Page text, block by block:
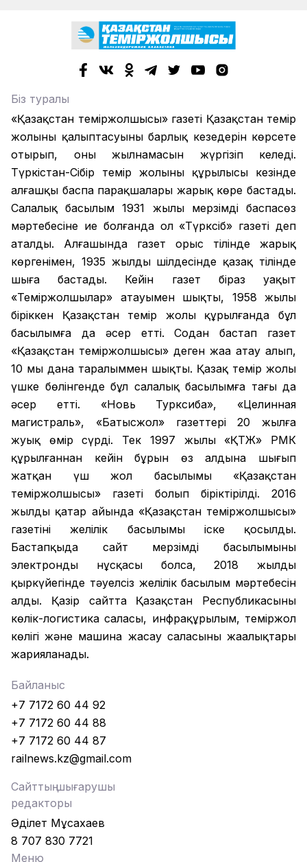
Біз туралы
«Қазақстан теміржолшысы» газеті Қазақстан темір
жолының қалыптасуының барлық кезеңдерін көрсете
отырып, оның жылнамасын жүргізіп келеді.
Түркістан-Сібір темір жолының құрылысы кезінде
алғашқы баспа парақшалары жарық көре бастады.
Салалық басылым 1931 жылы мерзімді баспасөз
мәртебесіне ие болғанда ол «Түрксіб» газеті деп
аталды. Алғашында газет орыс тілінде жарық
көргенімен, 1935 жылдың шілдесінде қазақ тілінде
шыға бастады. Кейін газет біраз уақыт
«Теміржолшылар» атауымен шықты, 1958 жылы
біріккен Қазақстан темір жолы құрылғанда бұл
басылымға да әсер етті. Содан бастап газет
«Қазақстан теміржолшысы» деген жаңа атау алып,
10 мың дана таралыммен шықты. Қазақ темір жолы
үшке бөлінгенде бұл салалық басылымға тағы да
әсер етті. «Новь Турксиба», «Целинная
магистраль», «Батысжол» газеттері 20 жылға
жуық өмір сүрді. Тек 1997 жылы «ҚТЖ» РМК
құрылғаннан кейін бұрын өз алдына шығып
жатқан үш жол басылымы «Қазақстан
теміржолшысы» газеті болып біріктірілді. 2016
жылдың қаңтар айында «Қазақстан теміржолшысы»
газетінің желілік басылымы іске қосылды.
Бастапқыда сайт мерзімді басылымының
электронды нұсқасы болса, 2018 жылдың
қыркүйегінде тәуелсіз желілік басылым мәртебесін
алды. Қазір сайтта Қазақстан Республикасының
көлік-логистика саласы, инфрақұрылым, теміржол
көлігі және машина жасау саласының жаңалықтары
жарияланады.
Байланыс
+7 7172 60 44 92
+7 7172 60 44 88
+7 7172 60 44 87
railnews.kz@gmail.com
Сайттың шығарушы
редакторы
Әділет Мұсахаев
8 707 830 7721
Меню